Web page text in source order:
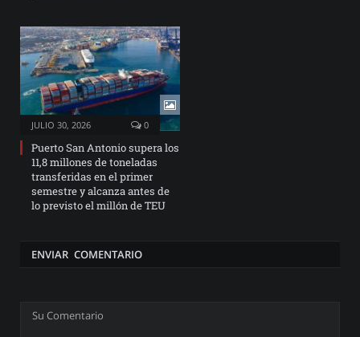
JULIO 30, 2026 0
Puerto San Antonio supera los
11,8 millones de toneladas
transferidas en el primer
semestre y alcanza antes de
lo previsto el millón de TEU
ENVIAR COMENTARIO